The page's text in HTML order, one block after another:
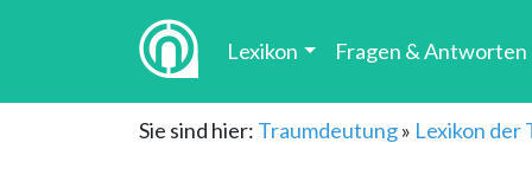
Lexikon Fragen & Antworten
Sie sind hier: Traumdeutung» Lexikon der